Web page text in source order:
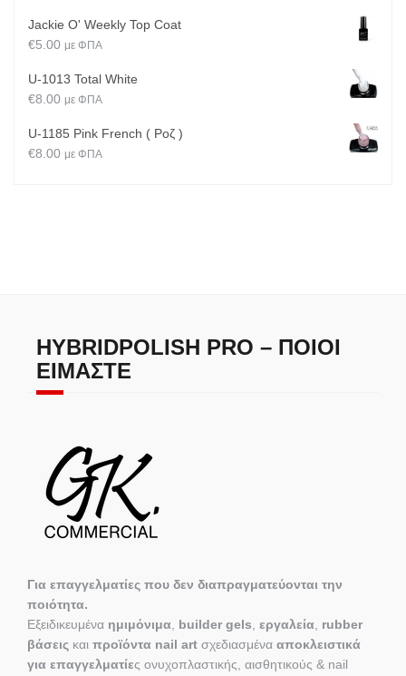
Jackie O' Weekly Top Coat
€5.00 με ΦΠΑ
U-1013 Total White
€8.00 με ΦΠΑ
U-1185 Pink French ( Ροζ )
€8.00 με ΦΠΑ
HYBRIDPOLISH PRO – ΠΟΙΟΙ
ΕΊΜΑΣΤΕ
Για επαγγελματίες που δεν διαπραγματεύονται την
ποιότητα.
Εξειδικευμένα ημιμόνιμα builder gels εργαλεία rubber
βάσεις και προϊόντα nail art σχεδιασμένα αποκλειστικά
για επαγγελματίες ονυχοπλαστικής, αισθητικούς & nail